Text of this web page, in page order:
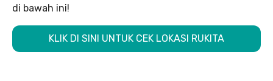
di bawah ini!
KLIK DI SINI UNTUK CEK LOKASI RUKITA